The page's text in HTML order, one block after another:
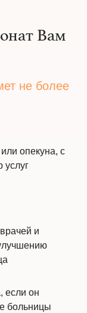
Вам
не более
опекуна, с
услуг
и
если он
больницы